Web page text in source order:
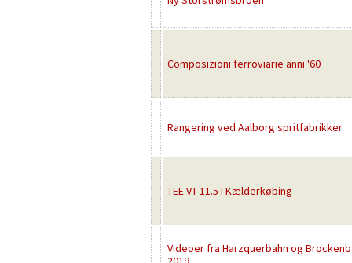
Composizioni ferroviarie anni '60
Rangering ved Aalborg spritfabrikker
TEE VT 11.5 i Kælderkøbing
Videoer fra Harzquerbahn og